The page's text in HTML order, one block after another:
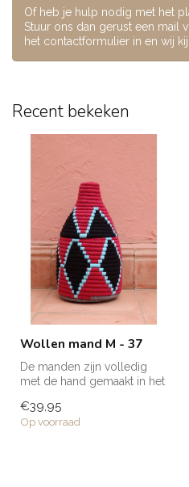
Of heb je hulp nodig met het
Stuur ons dan gerust een mail
het contactformulier in en wij
Recent bekeken
Wollen mand M - 37
De manden zijn volledig
met de hand gemaakt in het
man...
€39,95
Op voorraad